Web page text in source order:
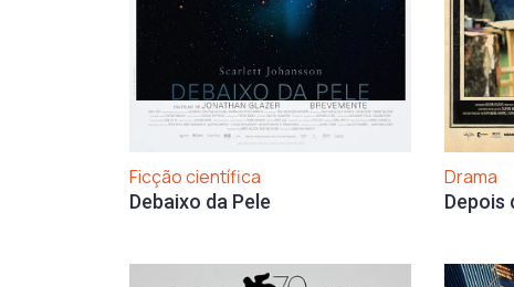
Ficção científica
Debaixo da Pele
Drama
Depois